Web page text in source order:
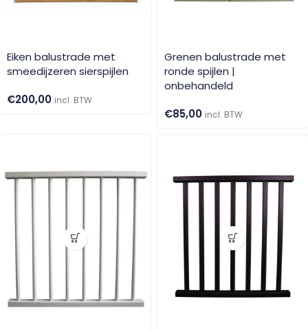
Eiken balustrade met
smeedijzeren sierspijlen
€200,00 incl. BTW
Grenen balustrade met
ronde spijlen |
onbehandeld
€85,00 incl. BTW